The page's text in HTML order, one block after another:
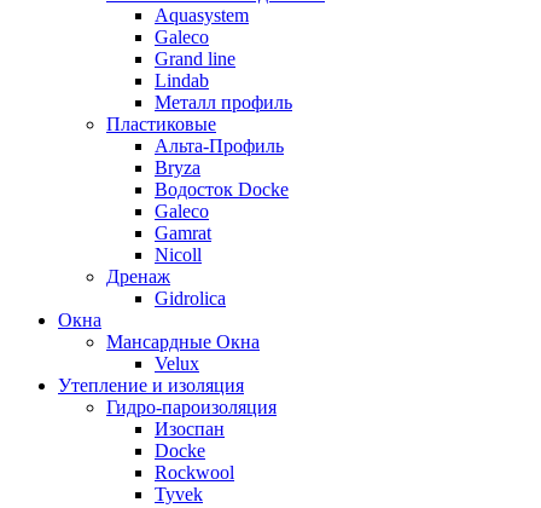
Aquasystem
Galeco
Grand line
Lindab
Металл профиль
Пластиковые
Альта-Профиль
Bryza
Водосток Docke
Galeco
Gamrat
Nicoll
Дренаж
Gidrolica
Окна
Мансардные Окна
Velux
Утепление и изоляция
Гидро-пароизоляция
Изоспан
Docke
Rockwool
Tyvek